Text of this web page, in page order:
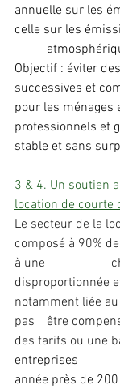
annuelle sur les
celle sur les
Objectif : éviter
successives et
pour les ménages
professionnels et
stable et sans
3 & 4. Un soutien
location de courte
Le secteur de la
composé à 90%
à une 		charge fiscale
disproportionnée
notamment liée
pas 	être compensée par une hausse
des tarifs ou une
entreprises 		achètent chaque
année près de